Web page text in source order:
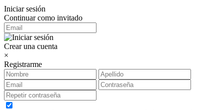
Iniciar sesión
Continuar como invitado
Crear una cuenta
×
Registrarme